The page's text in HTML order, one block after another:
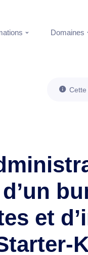
Domaines
et